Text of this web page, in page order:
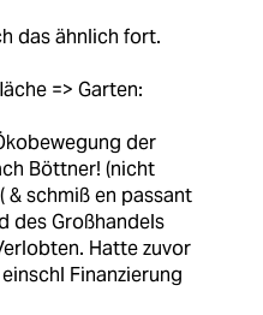
das ähnlich fort.
=> Garten:
der
Böttner! (nicht
& schmiß en passant
des Großhandels
Hatte zuvor
Finanzierung